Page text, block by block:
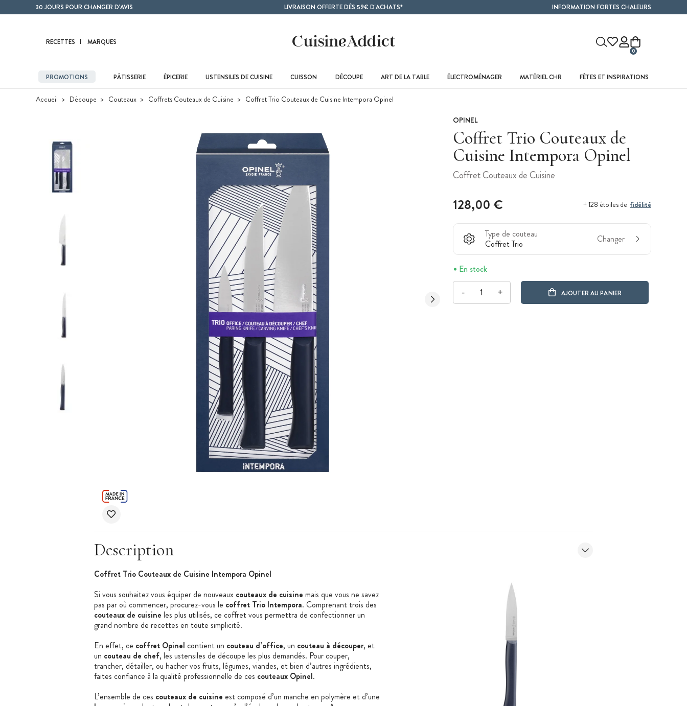
Contenu principal30 JOURS POUR CHANGER D'AVIS LIVRAISON OFFERTE DÈS 59€ D'ACHATS* INFORMATION FORTES CHALEURS
RECETTES MARQUES
0
PROMOTIONS PÂTISSERIE ÉPICERIE USTENSILES DE CUISINE CUISSON DÉCOUPE ART DE LA TABLE ÉLECTROMÉNAGER MATÉRIEL CHR FÊTES ET INSPIRATIONS
Accueil Découpe Couteaux Coffrets Couteaux de Cuisine Coffret Trio Couteaux de Cuisine Intempora Opinel
OPINEL
Coffret Trio Couteaux de
Cuisine Intempora Opinel
Coffret Couteaux de Cuisine
128,00 € + 128 étoiles de fidélité
Type de couteau
Coffret Trio
Changer
En stock
- + AJOUTER AU PANIER
Description
Coffret Trio Couteaux de Cuisine Intempora Opinel
Si vous souhaitez vous équiper de nouveaux couteaux de cuisine mais que vous ne savez
pas par où commencer, procurez-vous le coffret Trio Intempora. Comprenant trois des
couteaux de cuisine les plus utilisés, ce coffret vous permettra de confectionner un
grand nombre de recettes en toute simplicité.
En effet, ce coffret Opinel contient un couteau d’office, un couteau à découper, et
un couteau de chef, les ustensiles de découpe les plus demandés. Pour couper,
trancher, détailler, ou hacher vos fruits, légumes, viandes, et bien d’autres ingrédients,
faites confiance à la qualité professionnelle de ces couteaux Opinel.
L’ensemble de ces couteaux de cuisine est composé d’un manche en polymère et d’une